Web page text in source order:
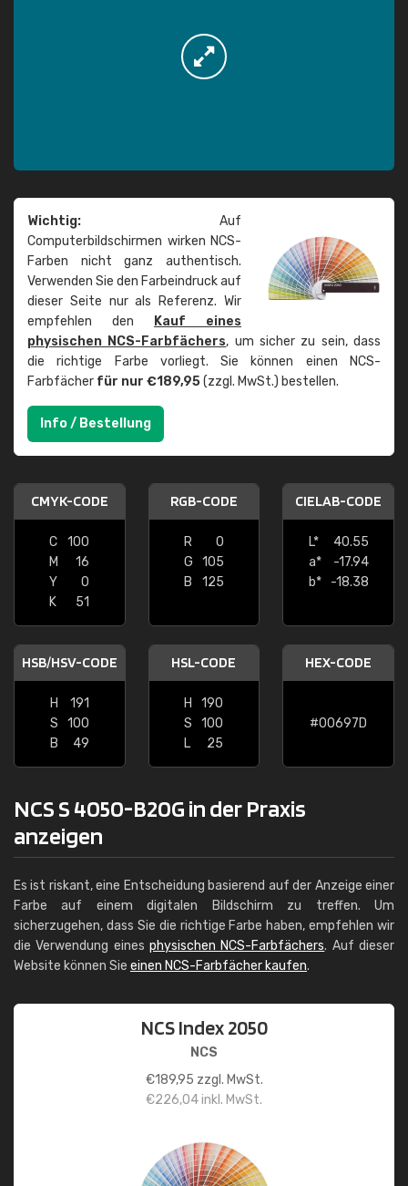
Wichtig: Auf
Computerbildschirmen wirken NCS-
Farben nicht ganz authentisch.
Verwenden Sie den Farbeindruck auf
dieser Seite nur als Referenz. Wir
empfehlen den
Kauf eines
physischen NCS-Farbfächers, um sicher zu sein, dass
die richtige Farbe vorliegt. Sie können einen NCS-
Farbfächer für nur €189,95(zzgl. MwSt.) bestellen.
Info / Bestellung
CMYK-CODE
C
100
M
16
Y
0
K
51
RGB-CODE
R
0
G
105
B
125
CIELAB-CODE
L*
40.55
a*
-17.94
b*
-18.38
HSB/HSV-CODE
H
191
S
100
B
49
HSL-CODE
H
190
S
100
L
25
HEX-CODE
#00697D
NCS S 4050-B20G in der Praxis
anzeigen
Es ist riskant, eine Entscheidung basierend auf der Anzeige einer
Farbe auf einem digitalen Bildschirm zu treffen. Um
sicherzugehen, dass Sie die richtige Farbe haben, empfehlen wir
die Verwendung eines physischen NCS-Farbfächers. Auf dieser
Website können Sie einen NCS-Farbfächer kaufen.
NCS Index 2050
NCS
€189,95 zzgl. MwSt.
€226,04inkl. MwSt.